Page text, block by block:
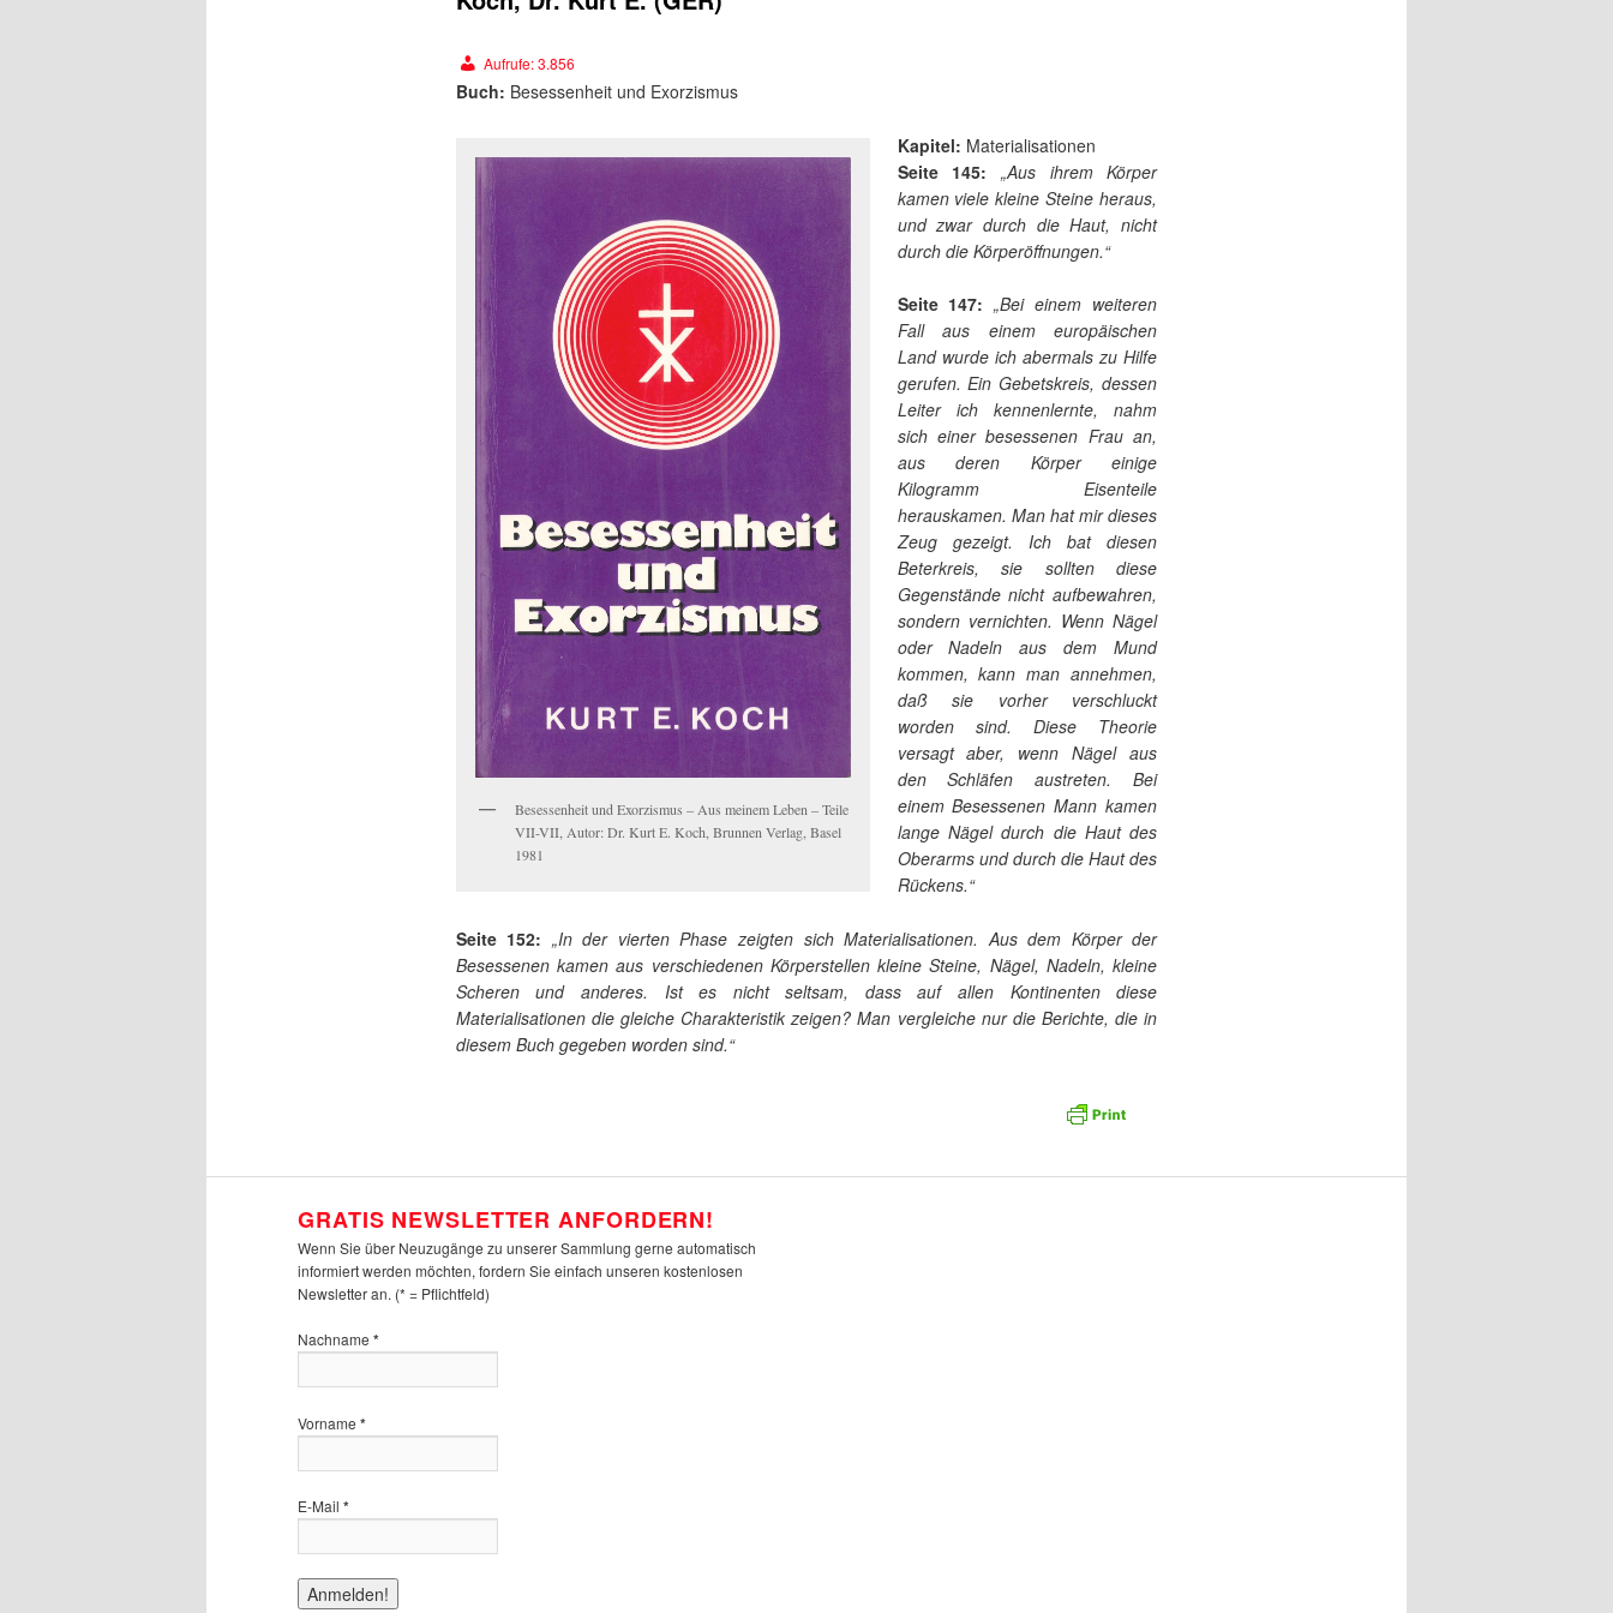
Aufrufe:3.856
Buch: Besessenheit und Exorzismus
Besessenheit und Exorzismus – Aus meinem Leben – Teile
VII-VII, Autor: Dr. Kurt E. Koch, Brunnen Verlag, Basel
1981
Kapitel: Materialisationen
Seite 145:
„Aus ihrem Körper
kamen viele kleine Steine heraus,
und zwar durch die Haut, nicht
durch die Körperöffnungen.“
Seite 147: „Bei einem weiteren
Fall aus einem europäischen
Land wurde ich abermals zu Hilfe
gerufen. Ein Gebetskreis, dessen
Leiter ich kennenlernte, nahm
sich einer besessenen Frau an,
aus deren Körper einige
Kilogramm Eisenteile
herauskamen. Man hat mir dieses
Zeug gezeigt. Ich bat diesen
Beterkreis, sie sollten diese
Gegenstände nicht aufbewahren,
sondern vernichten. Wenn Nägel
oder Nadeln aus dem Mund
kommen, kann man annehmen,
daß sie vorher verschluckt
worden sind. Diese Theorie
versagt aber, wenn Nägel aus
den Schläfen austreten. Bei
einem Besessenen Mann kamen
lange Nägel durch die Haut des
Oberarms und durch die Haut des
Rückens.“
Seite 152: „In der vierten Phase zeigten sich Materialisationen. Aus dem Körper der
Besessenen kamen aus verschiedenen Körperstellen kleine Steine, Nägel, Nadeln, kleine
Scheren und anderes. Ist es nicht seltsam, dass auf allen Kontinenten diese
Materialisationen die gleiche Charakteristik zeigen? Man vergleiche nur die Berichte, die in
diesem Buch gegeben worden sind.“
GRATIS NEWSLETTER ANFORDERN!
Wenn Sie über Neuzugänge zu unserer Sammlung gerne automatisch
informiert werden möchten, fordern Sie einfach unseren kostenlosen
Newsletter an. (* = Pflichtfeld)
Nachname *
Vorname *
E-Mail *